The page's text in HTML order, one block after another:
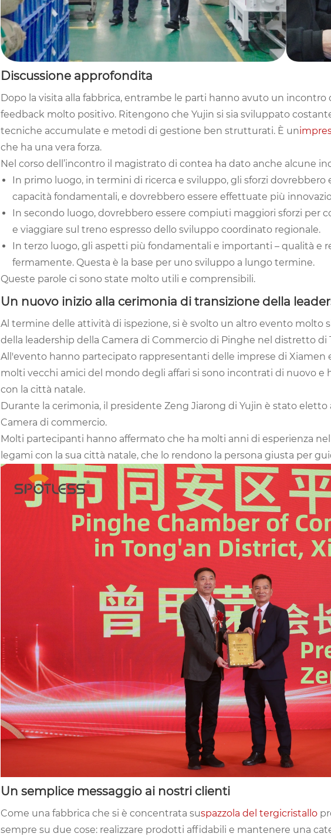
Discussione approfondita
Dopo la visita alla fabbrica, entrambe le parti hanno avuto un incontro
feedback molto positivo. Ritengono che Yujin si sia sviluppato
tecniche accumulate e metodi di gestione ben strutturati. È un
che ha una vera forza.
Nel corso dell’incontro il magistrato di contea ha dato anche alcune
In primo luogo, in termini di ricerca e sviluppo, gli sforzi
capacità fondamentali, e dovrebbero essere effettuate più
In secondo luogo, dovrebbero essere compiuti maggiori sforzi per
e viaggiare sul treno espresso dello sviluppo coordinato regionale.
In terzo luogo, gli aspetti più fondamentali e importanti – qualità e
fermamente. Questa è la base per uno sviluppo a lungo termine.
Queste parole ci sono state molto utili e comprensibili.
Un nuovo inizio alla cerimonia di transizione della
Al termine delle attività di ispezione, si è svolto un altro evento molto
della leadership della Camera di Commercio di Pinghe nel distretto di
All'evento hanno partecipato rappresentanti delle imprese di Xiamen
molti vecchi amici del mondo degli affari si sono incontrati di nuovo e
con la città natale.
Durante la cerimonia, il presidente Zeng Jiarong di Yujin è stato
Camera di commercio.
Molti partecipanti hanno affermato che ha molti anni di esperienza
legami con la sua città natale, che lo rendono la persona giusta per
Un semplice messaggio ai nostri clienti
Come una fabbrica che si è concentrata suspazzola del tergicristallo
sempre su due cose: realizzare prodotti affidabili e mantenere una